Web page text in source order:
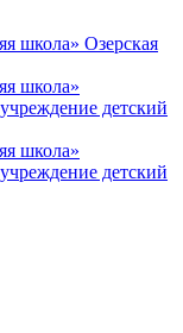
школа» Озерская
школа»
детский
школа»
детский